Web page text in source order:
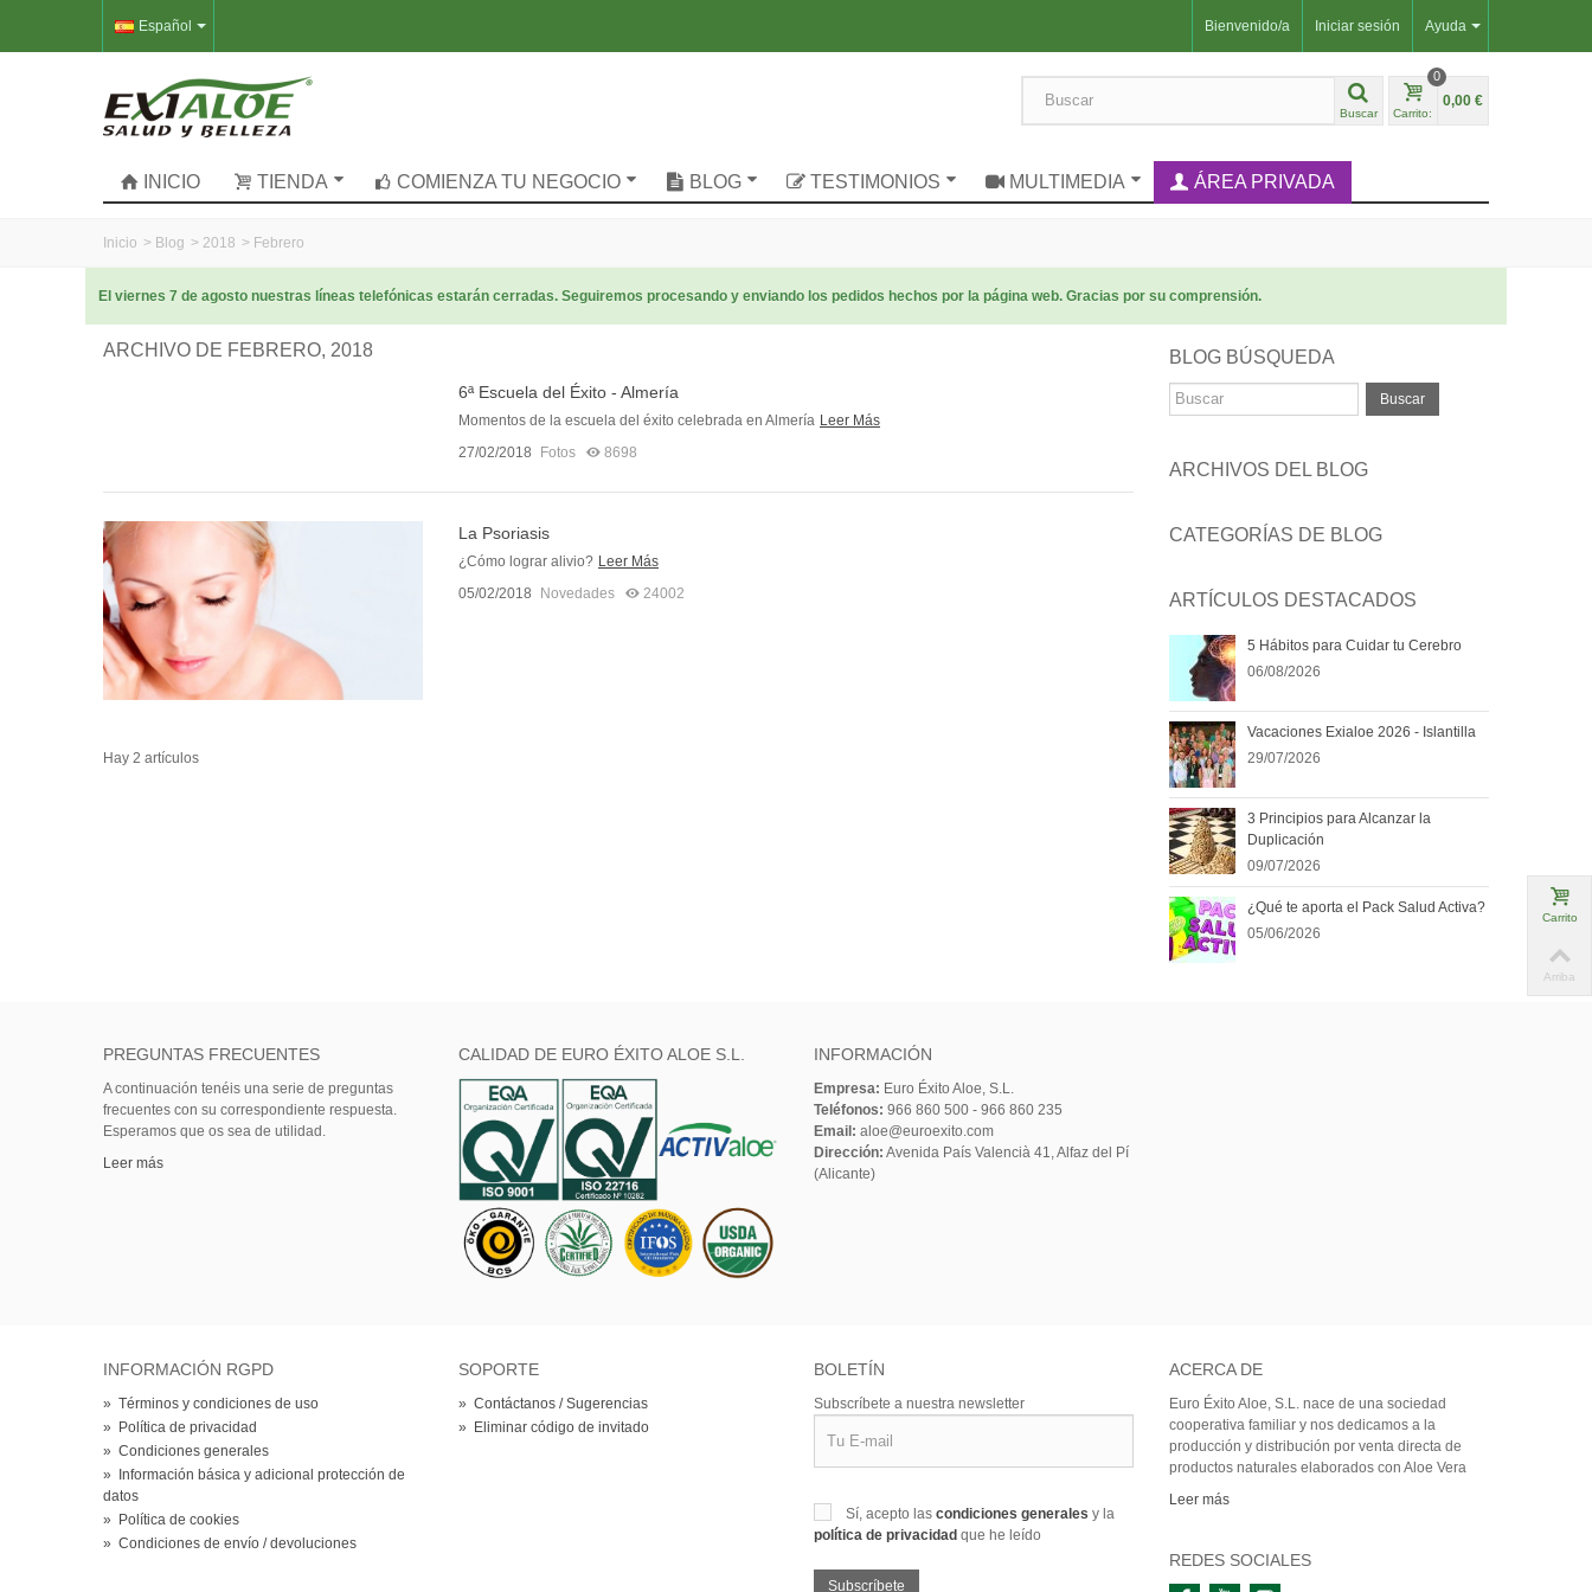
Ayuda
Bienvenido/a Iniciar sesión
Español
Buscar Carrito:
0
0,00 €
INICIO TIENDA COMIENZA TU NEGOCIO BLOG TESTIMONIOS MULTIMEDIA ÁREA PRIVADA
Inicio > Blog > 2018 > Febrero
El viernes 7 de agosto nuestras líneas telefónicas estarán cerradas. Seguiremos procesando y enviando los pedidos hechos por la página web. Gracias por su comprensión.
ARCHIVO DE FEBRERO, 2018
6ª Escuela del Éxito - Almería
Momentos de la escuela del éxito celebrada en Almería Leer Más
27/02/2018
Fotos 8698
La Psoriasis
¿Cómo lograr alivio? Leer Más
05/02/2018
Novedades 24002
Hay 2 artículos
BLOG BÚSQUEDA
Buscar
ARCHIVOS DEL BLOG
CATEGORÍAS DE BLOG
ARTÍCULOS DESTACADOS
5 Hábitos para Cuidar tu Cerebro
06/08/2026
Vacaciones Exialoe 2026 - Islantilla
29/07/2026
3 Principios para Alcanzar la
Duplicación
09/07/2026
¿Qué te aporta el Pack Salud Activa?
05/06/2026
PREGUNTAS FRECUENTES
A continuación tenéis una serie de preguntas
frecuentes con su correspondiente respuesta.
Esperamos que os sea de utilidad.
Leer más
CALIDAD DE EURO ÉXITO ALOE S.L. INFORMACIÓN
Empresa: Euro Éxito Aloe, S.L.
Teléfonos: 966 860 500 - 966 860 235
Email: aloe@euroexito.com
Dirección: Avenida País Valencià 41, Alfaz del Pí
(Alicante)
INFORMACIÓN RGPD
» Términos y condiciones de uso
» Política de privacidad
» Condiciones generales
» Información básica y adicional protección de
datos
» Política de cookies
» Condiciones de envío / devoluciones
SOPORTE
» Contáctanos / Sugerencias
» Eliminar código de invitado
BOLETÍN
Subscríbete a nuestra newsletter
Sí, acepto las condiciones generales y la
política de privacidad que he leído
Subscríbete
ACERCA DE
Euro Éxito Aloe, S.L. nace de una sociedad
cooperativa familiar y nos dedicamos a la
producción y distribución por venta directa de
productos naturales elaborados con Aloe Vera
Leer más
REDES SOCIALES
Carrito
Arriba